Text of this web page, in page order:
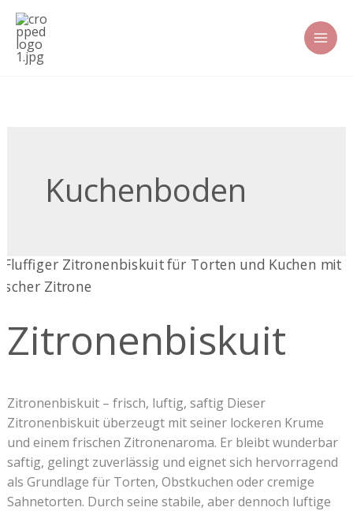
Zum
Inhalt
springen
Kuchenboden
Zitronenbiskuit
Zitronenbiskuit – frisch, luftig, saftig Dieser
Zitronenbiskuit überzeugt mit seiner lockeren Krume
und einem frischen Zitronenaroma. Er bleibt wunderbar
saftig, gelingt zuverlässig und eignet sich hervorragend
als Grundlage für Torten, Obstkuchen oder cremige
Sahnetorten. Durch seine stabile, aber dennoch luftige
Zitronenbiskuit